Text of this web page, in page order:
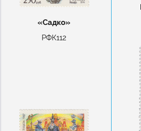
«Садко»
РФК112